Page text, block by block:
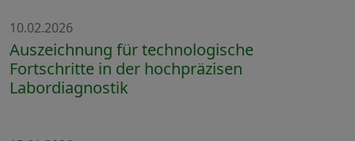
10.02.2026
Auszeichnung für technologische
Fortschritte in der hochpräzisen
Labordiagnostik